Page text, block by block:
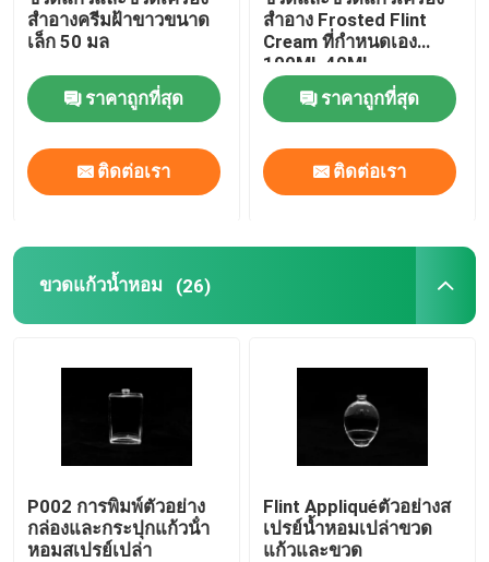
สำอางครีมฝ้าขาวขนาด
เล็ก 50 มล
ราคาถูกที่สุด
ติดต่อเรา
สำอาง Frosted Flint
Cream ที่กำหนดเอง
100ML 40ML
ราคาถูกที่สุด
ติดต่อเรา
ขวดแก้วน้ำหอม (26)
P002 การพิมพ์ตัวอย่าง
กล่องและกระปุกแก้วน้ํา
หอมสเปรย์เปล่า
Flint Appliquéตัวอย่างส
เปรย์น้ำหอมเปล่าขวด
แก้วและขวด